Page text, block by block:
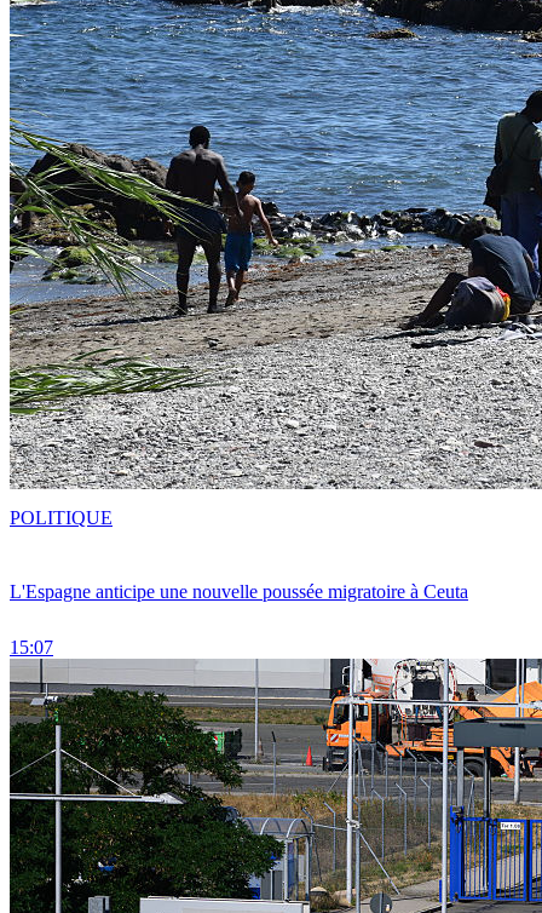
L'Espagne anticipe une nouvelle poussée migratoire à Ceuta
15:07
POLITIQUE